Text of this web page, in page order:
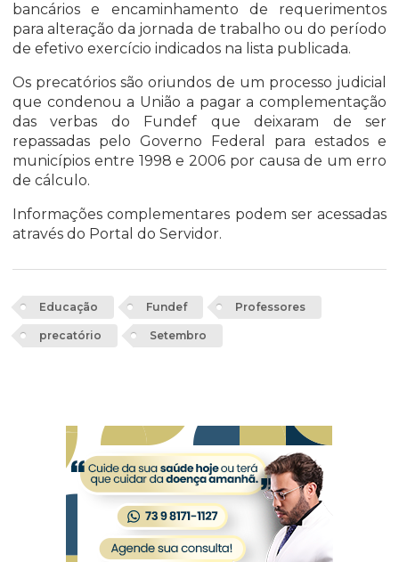
bancários e encaminhamento de requerimentos
para alteração da jornada de trabalho ou do período
de efetivo exercício indicados na lista publicada.
Os precatórios são oriundos de um processo judicial
que condenou a União a pagar a complementação
das verbas do Fundef que deixaram de ser
repassadas pelo Governo Federal para estados e
municípios entre 1998 e 2006 por causa de um erro
de cálculo.
Informações complementares podem ser acessadas
através do Portal do Servidor.
Educação Fundef Professores
precatório Setembro